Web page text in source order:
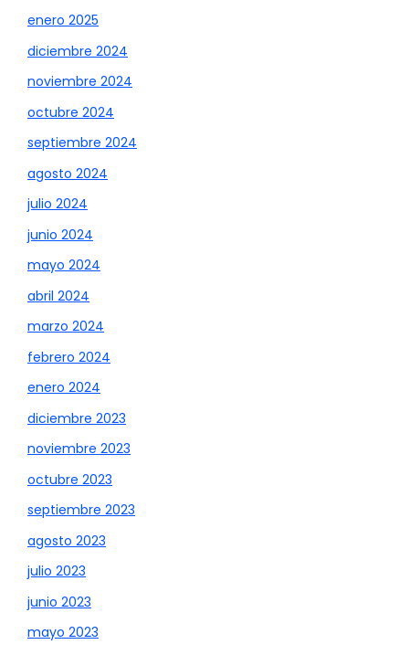
enero 2025
diciembre 2024
noviembre 2024
octubre 2024
septiembre 2024
agosto 2024
julio 2024
junio 2024
mayo 2024
abril 2024
marzo 2024
febrero 2024
enero 2024
diciembre 2023
noviembre 2023
octubre 2023
septiembre 2023
agosto 2023
julio 2023
junio 2023
mayo 2023